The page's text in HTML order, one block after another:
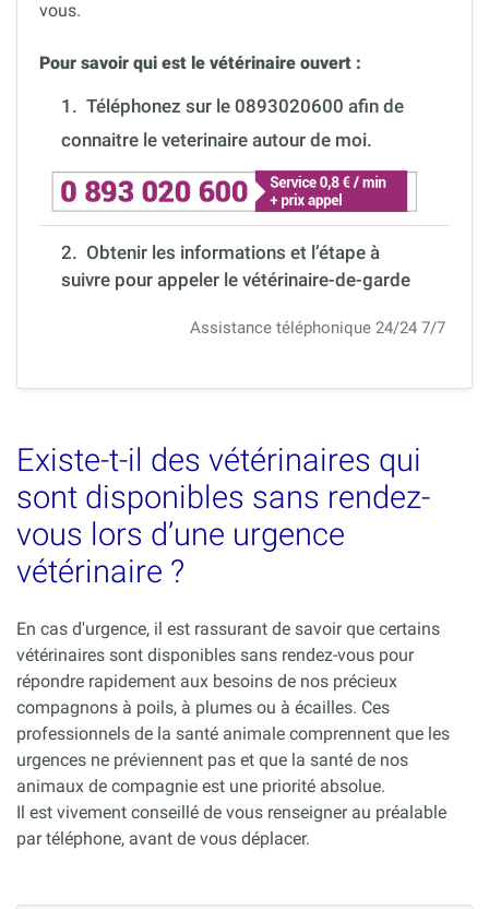
vous.
Pour savoir qui est le vétérinaire ouvert :
1. Téléphonez sur le 0893020600 afin de
connaitre le veterinaire autour de moi.
2. Obtenir les informations et l’étape à
suivre pour appeler le vétérinaire-de-garde
Assistance téléphonique 24/24 7/7
Existe-t-il des vétérinaires qui
sont disponibles sans rendez-
vous lors d’une urgence
vétérinaire ?
En cas d'urgence, il est rassurant de savoir que certains
vétérinaires sont disponibles sans rendez-vous pour
répondre rapidement aux besoins de nos précieux
compagnons à poils, à plumes ou à écailles. Ces
professionnels de la santé animale comprennent que les
urgences ne préviennent pas et que la santé de nos
animaux de compagnie est une priorité absolue.
Il est vivement conseillé de vous renseigner au préalable
par téléphone, avant de vous déplacer.